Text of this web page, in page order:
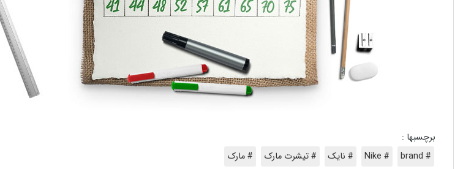
برچسبها :
# brand
# Nike # نایک # تیشرت مارک # مارک